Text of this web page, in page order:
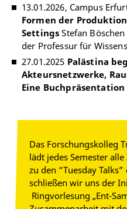
13.01.2026, Campus
Formen der
Settings Stefan
der Professur für
27.01.2025 Palästina
Akteursnetzwerke,
Eine Buchpräsentation
Das Forschungskolleg
lädt jedes Semester
zu den “Tuesday
schließen wir uns der
Ringvorlesung „Ent-